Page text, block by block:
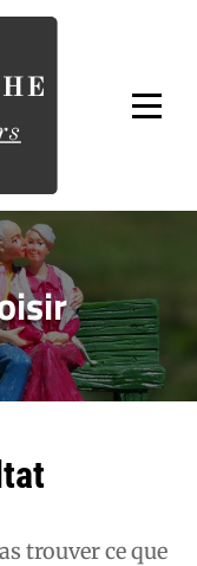
trouver ce que